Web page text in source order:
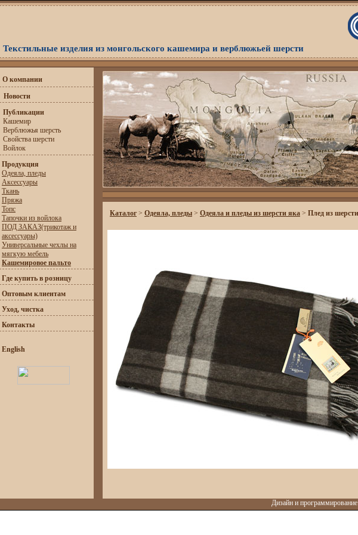
Текстильные изделия из монгольского кашемира и верблюжьей шерсти
О компании
Новости
Публикации
Кашемир
Верблюжья шерсть
Свойства шерсти
Войлок
Продукция
Одеяла, пледы
Аксессуары
Ткань
Пряжа
Топс
Тапочки из войлока
ПОД ЗАКАЗ(трикотаж и
аксессуары)
Универсальные чехлы на
мягкую мебель
Кашемировое пальто
Где купить в розницу
Оптовым клиентам
Уход, чистка
Контакты
English
Каталог > Одеяла, пледы > Одеяла и пледы из шерсти яка > Плед из
Дизайн и